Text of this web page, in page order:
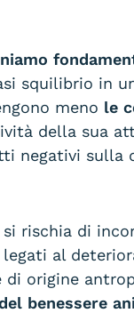
squilibrio in
meno le
della sua
negativi
rischia di
al
di origine
benessere